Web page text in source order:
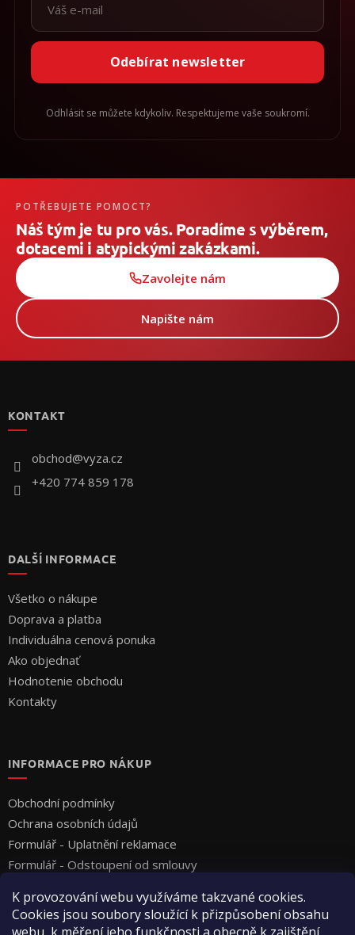
K provozování webu využíváme takzvané cookies.
Cookies jsou soubory sloužící k přizpůsobení obsahu
Odebírat newsletter
Odhlásit se můžete kdykoliv. Respektujeme vaše soukromí.
POTŘEBUJETE POMOCT?
Náš tým je tu pro vás. Poradíme s výběrem,
dotacemi i atypickými zakázkami.
Zavolejte nám
Napište nám
KONTAKT
obchod@vyza.cz
+420 774 859 178
DALŠÍ INFORMACE
Všetko o nákupe
Doprava a platba
Individuálna cenová ponuka
Ako objednať
Hodnotenie obchodu
Kontakty
INFORMACE PRO NÁKUP
Obchodní podmínky
Ochrana osobních údajů
Formulář - Uplatnění reklamace
Formulář - Odstoupení od smlouvy